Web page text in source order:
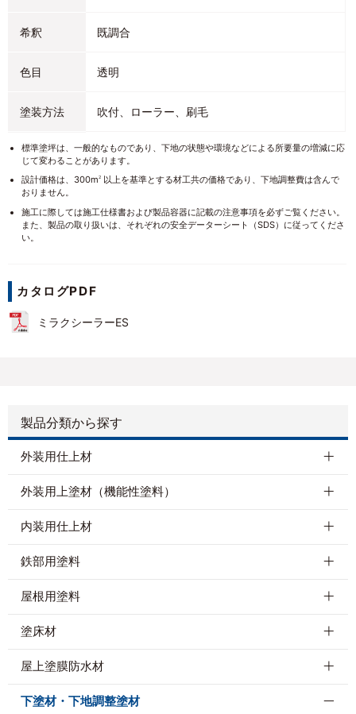
希釈 既調合
色目 透明
塗装方法 吹付、ローラー、刷毛
標準塗坪は、一般的なものであり、下地の状態や環境などによる所要量の増減に応
じて変わることがあります。
設計価格は、300m2以上を基準とする材工共の価格であり、下地調整費は含んで
おりません。
施工に際しては施工仕様書および製品容器に記載の注意事項を必ずご覧ください。
また、製品の取り扱いは、それぞれの安全データーシート（SDS）に従ってくださ
い。
カタログPDF
ミラクシーラーES
製品分類から探す
外装用仕上材
外装用上塗材（機能性塗料）
内装用仕上材
鉄部用塗料
屋根用塗料
塗床材
屋上塗膜防水材
下塗材・下地調整塗材